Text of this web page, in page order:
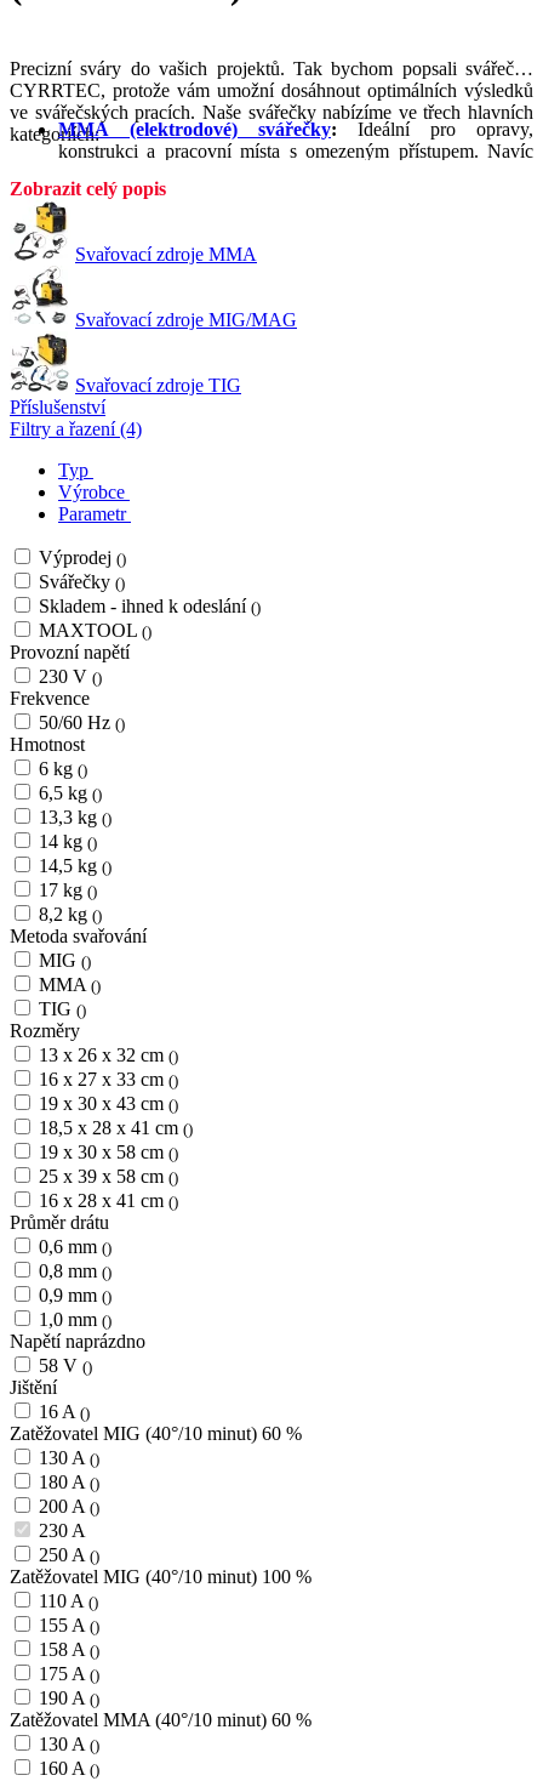
Precizní sváry do vašich projektů. Tak bychom popsali svářečky
CYRRTEC, protože vám umožní dosáhnout optimálních výsledků
ve svářečských pracích. Naše svářečky nabízíme ve třech hlavních
kategoriích:MMA (elektrodové) svářečky: Ideální pro opravy,
konstrukci a pracovní místa s omezeným přístupem. Navíc
MIG (drátové) sváření
ovládání, minimální postupné úpravy a čistší svary. Skvělá
volba pro sériovou výrobu, opravy plechových konstrukcí a
práce s ocelovými materiály.
TIG (tavné) sváření
a precizního řemesla, jelikož umožnují precizní práci na
tenkých materiálech, nerezové oceli, hliníku a speciálních
slitinách.
Zobrazit celý popis
Svařovací zdroje MMA
Svařovací zdroje MIG/MAG
Svařovací zdroje TIG
Příslušenství
Filtry a řazení (4)
Typ
Výrobce
Parametr
Výprodej ()
Svářečky ()
Skladem - ihned k odeslání ()
MAXTOOL ()
Provozní napětí
230 V ()
Frekvence
50/60 Hz ()
Hmotnost
6 kg ()
6,5 kg ()
13,3 kg ()
14 kg ()
14,5 kg ()
17 kg ()
8,2 kg ()
Metoda svařování
MIG ()
MMA ()
TIG ()
Rozměry
13 x 26 x 32 cm ()
16 x 27 x 33 cm ()
19 x 30 x 43 cm ()
18,5 x 28 x 41 cm ()
19 x 30 x 58 cm ()
25 x 39 x 58 cm ()
16 x 28 x 41 cm ()
Průměr drátu
0,6 mm ()
0,8 mm ()
0,9 mm ()
1,0 mm ()
Napětí naprázdno
58 V ()
Jištění
16 A ()
Zatěžovatel MIG (40°/10 minut) 60 %
130 A ()
180 A ()
200 A ()
230 A
250 A ()
Zatěžovatel MIG (40°/10 minut) 100 %
110 A ()
155 A ()
158 A ()
175 A ()
190 A ()
Zatěžovatel MMA (40°/10 minut) 60 %
130 A ()
160 A ()